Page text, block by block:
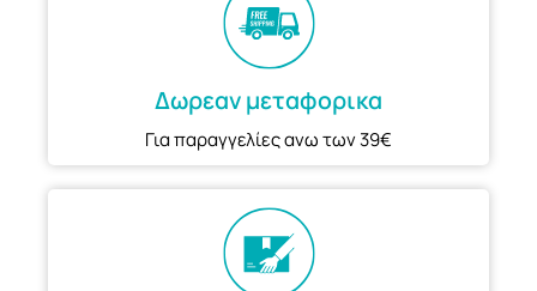
Δωρεαν μεταφορικα
Για παραγγελίες ανω των 39€